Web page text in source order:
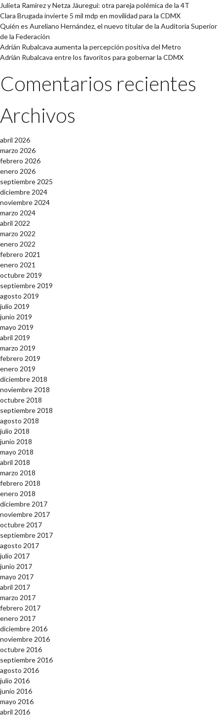
Julieta Ramírez y Netza Jáuregui: otra pareja polémica de la 4T
Clara Brugada invierte 5 mil mdp en movilidad para la CDMX
Quién es Aureliano Hernández, el nuevo titular de la Auditoría Superior
de la Federación
Adrián Rubalcava aumenta la percepción positiva del Metro
Adrián Rubalcava entre los favoritos para gobernar la CDMX
Comentarios recientes
Archivos
abril 2026
marzo 2026
febrero 2026
enero 2026
septiembre 2025
diciembre 2024
noviembre 2024
marzo 2024
abril 2022
marzo 2022
enero 2022
febrero 2021
enero 2021
octubre 2019
septiembre 2019
agosto 2019
julio 2019
junio 2019
mayo 2019
abril 2019
marzo 2019
febrero 2019
enero 2019
diciembre 2018
noviembre 2018
octubre 2018
septiembre 2018
agosto 2018
julio 2018
junio 2018
mayo 2018
abril 2018
marzo 2018
febrero 2018
enero 2018
diciembre 2017
noviembre 2017
octubre 2017
septiembre 2017
agosto 2017
julio 2017
junio 2017
mayo 2017
abril 2017
marzo 2017
febrero 2017
enero 2017
diciembre 2016
noviembre 2016
octubre 2016
septiembre 2016
agosto 2016
julio 2016
junio 2016
mayo 2016
abril 2016